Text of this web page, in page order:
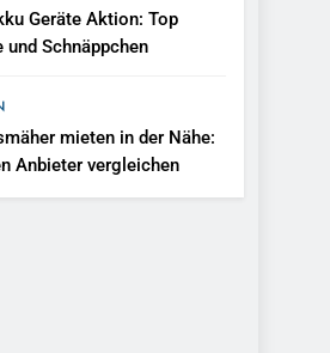
Geräte Aktion: Top
und Schnäppchen
mieten in der Nähe:
Anbieter vergleichen